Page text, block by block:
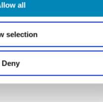
all
selection
Deny